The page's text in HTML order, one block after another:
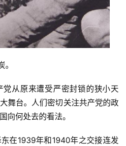
从原来遭受严密封锁的狭小天
舞台。人们密切关注共产党的政
向何处去的看法。
在1939年和1940年之交接连发